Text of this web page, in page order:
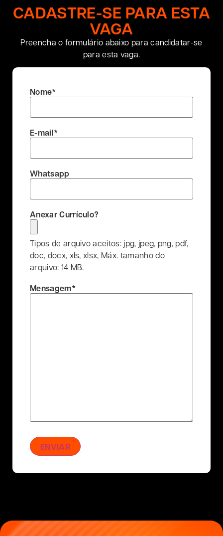
CADASTRE-SE PARA ESTA
VAGA
Preencha o formulário abaixo para candidatar-se
para esta vaga.
Nome*
E-mail*
Whatsapp
Anexar Currículo?
Tipos de arquivo aceitos: jpg, jpeg, png, pdf,
doc, docx, xls, xlsx, Máx. tamanho do
arquivo: 14 MB.
Mensagem*